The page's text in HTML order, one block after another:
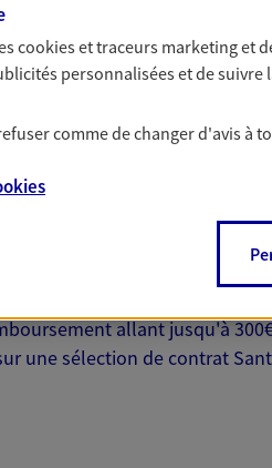
vous appuyant sur notre
allant jusqu'à
une sélection de contrat
cookies et traceurs marketing et
personnalisées et de suivre
comme de changer d'avis à